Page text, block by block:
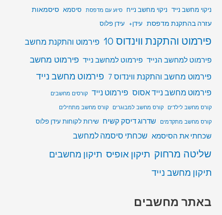
ניקוי מחשב נייד ניקוי מחשב נייח סיוע עם מדפסת סיסמא סיסמאות
עזרה בהתקנת מדפסת עידן+ עידן פלוס
פירמוט והתקנת ווינדוס 10 פירמוט והתקנת מחשב
פירמוט למחשב הנייד פירמוט למחשב נייד פירמוט מחשב
פירמוט מחשב והתקנת ווינדוס 7
פירמוט מחשב נייד
פירמוט מחשב נייד אסוס פירמוט נייד קורסים מחשבים
קורס מחשב לילדים
קורס מחשב למבוגרים
קורס מחשב מתחילים
קורס מחשב מתקדמים
שדרוג דיסק קשיח שירות לקוחות עידן פלוס
שכחתי את הסיסמא שכחתי סיסמה למחשב
שליטה מרחוק תיקון אופיס תיקון מחשבים
תיקון מחשב נייד
באתר מחשבים